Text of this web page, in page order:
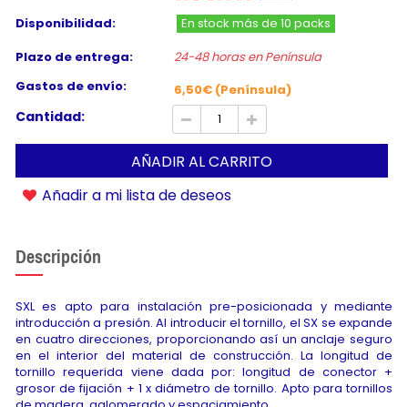
Disponibilidad:
En stock más de 10 packs
Plazo de entrega:
24-48 horas en Península
Gastos de envío:
6,50€ (Península)
Cantidad:
AÑADIR AL CARRITO
Añadir a mi lista de deseos
Descripción
SXL es apto para instalación pre-posicionada y mediante
introducción a presión. Al introducir el tornillo, el SX se expande
en cuatro direcciones, proporcionando así un anclaje seguro
en el interior del material de construcción. La longitud de
tornillo requerida viene dada por: longitud de conector +
grosor de fijación + 1 x diámetro de tornillo. Apto para tornillos